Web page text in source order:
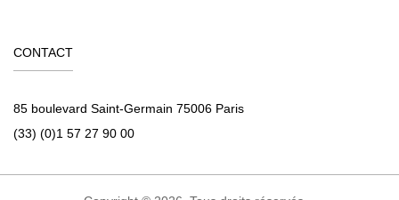
CONTACT
85 boulevard Saint-Germain 75006 Paris
(33) (0)1 57 27 90 00